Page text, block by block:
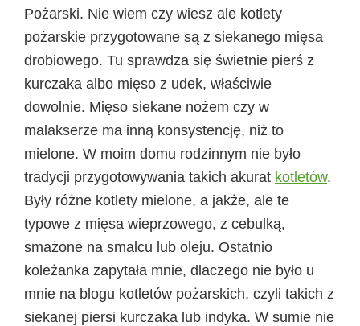
Pożarski. Nie wiem czy wiesz ale kotlety
pożarskie przygotowane są z siekanego mięsa
drobiowego. Tu sprawdza się świetnie pierś z
kurczaka albo mięso z udek, właściwie
dowolnie. Mięso siekane nożem czy w
malakserze ma inną konsystencję, niż to
mielone. W moim domu rodzinnym nie było
tradycji przygotowywania takich akurat kotletów.
Były różne kotlety mielone, a jakże, ale te
typowe z mięsa wieprzowego, z cebulką,
smażone na smalcu lub oleju. Ostatnio
koleżanka zapytała mnie, dlaczego nie było u
mnie na blogu kotletów pożarskich, czyli takich z
siekanej piersi kurczaka lub indyka. W sumie nie